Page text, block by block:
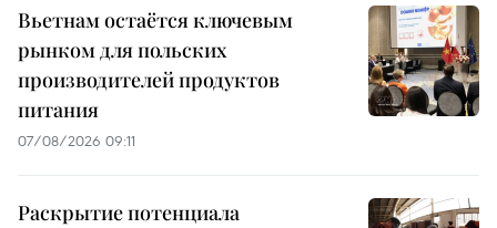
Вьетнам остаётся ключевым
рынком для польских
производителей продуктов
питания
07/08/2026 09:11
Раскрытие потенциала